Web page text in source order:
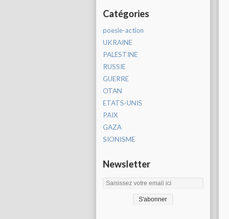
Catégories
poesie-action
UKRAINE
PALESTINE
RUSSIE
GUERRE
OTAN
ETATS-UNIS
PAIX
GAZA
SIONISME
Newsletter